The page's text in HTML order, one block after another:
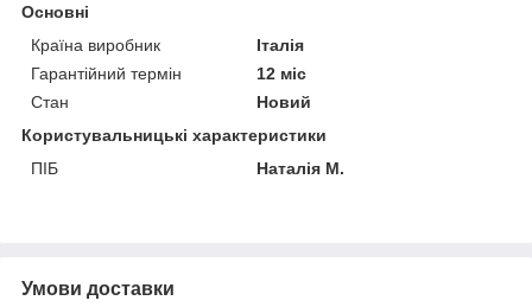
Основні
Країна виробник
Італія
Гарантійний термін
12 міс
Стан
Новий
Користувальницькі характеристики
ПІБ
Наталія М.
Умови доставки